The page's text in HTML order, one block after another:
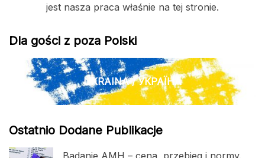
jest nasza praca właśnie na tej stronie.
Dla gości z poza Polski
UKRAINA / УКРАЇНА
Ostatnio Dodane Publikacje
Badanie AMH – cena, przebieg i normy.